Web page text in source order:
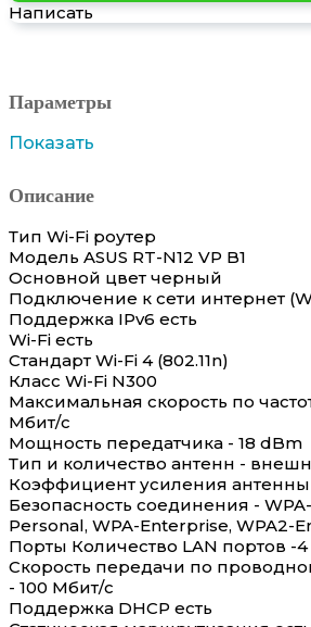
Написать
Параметры
Показать
Описание
Тип Wi-Fi роутер
Модель ASUS RT-N12 VP B1
Основной цвет черный
Подключение к сети интернет
Поддержка IPv6 есть
Wi-Fi есть
Стандарт Wi-Fi 4 (802.11n)
Класс Wi-Fi N300
Максимальная скорость по
Мбит/с
Мощность передатчика - 18 dBm
Тип и количество антенн -
Коэффициент усиления антенны
Безопасность соединения -
Personal, WPA-Enterprise, WPA2-
Порты Количество LAN портов -4
Скорость передачи по
- 100 Мбит/с
Поддержка DHCP есть